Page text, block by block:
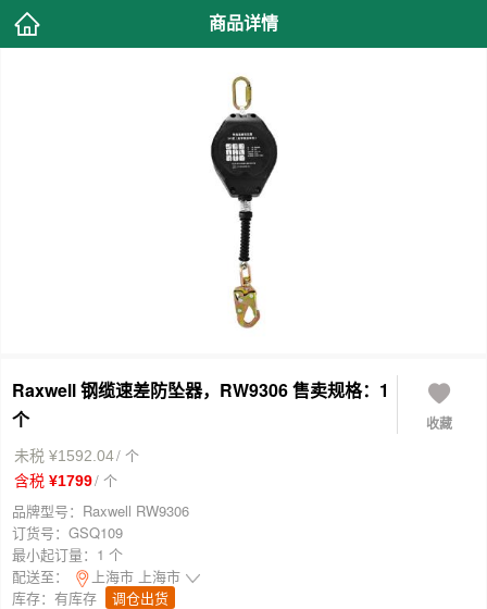
商品详情
Raxwell 钢缆速差防坠器，RW9306 售卖规格：1
个
收藏
未税 ¥1592.04/ 个
含税 ¥1799/ 个
品牌型号： Raxwell RW9306
订货号： GSQ109
最小起订量： 1 个
配送至：
上海市 上海市
库存： 有库存 调仓出货